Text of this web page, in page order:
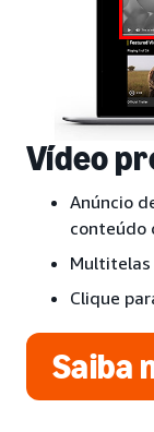
Vídeo
Anúncio
conteúdo
Multitelas
Clique
Saiba